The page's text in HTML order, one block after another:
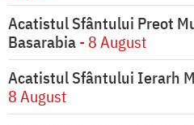
Acatistul Sfântului Preot
Basarabia- 8 August
Acatistul Sfântului Ierarh
8 August